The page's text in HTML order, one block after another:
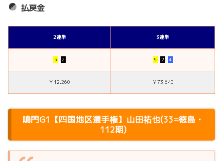
払戻金
2連単 3連単
５ –２ ５ –２ –４
￥12,260 ￥73,640
鳴門G1【四国地区選手権】山田祐也(33=徳島・
112期)